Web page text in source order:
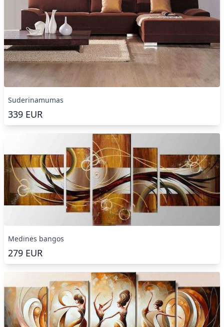
Suderinamumas
339 EUR
Medinės bangos
279 EUR